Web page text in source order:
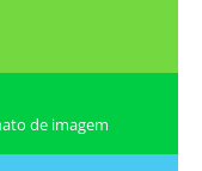
de imagem